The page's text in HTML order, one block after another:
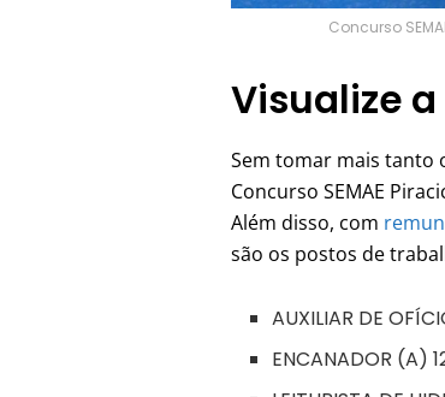
Concurso
Visualize
Sem tomar mais tanto
Concurso SEMAE
Além disso, com
são os postos de
AUXILIAR DE
ENCANADOR (A)